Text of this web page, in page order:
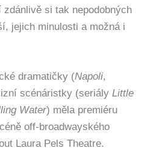
si tak nepodobných
jejich minulosti a možná i
dramatičky (Napoli,
scénáristky (seriály Little
Water) měla premiéru
off-broadwayského
Laura Pels Theatre.